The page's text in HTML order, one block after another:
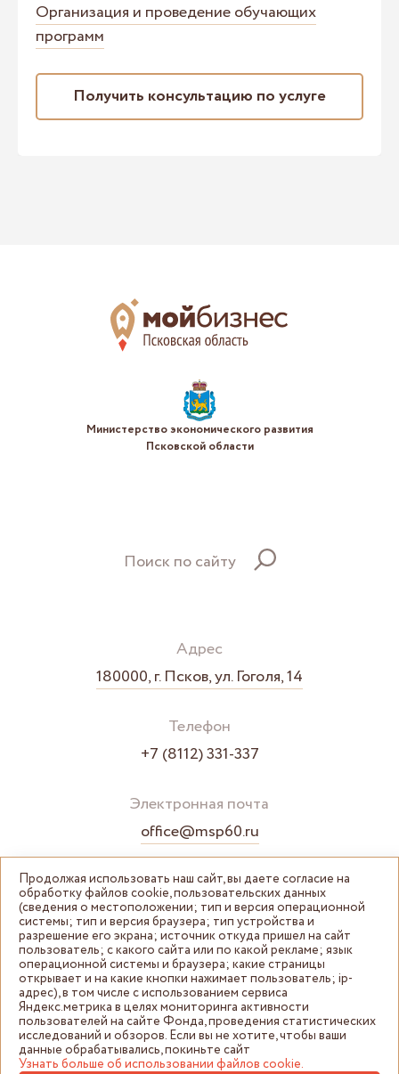
Получить консультацию по услуге
Организация и проведение обучающих
программ
Министерство экономического развития
Псковской области
Поиск по сайту
Адрес
180000, г. Псков, ул. Гоголя, 14
Телефон
+7 (8112) 331-337
Электронная почта
office@msp60.ru
© Центр "Мой бизнес" Псковская область 2026
Политика конфиденциальности
Продолжая использовать наш сайт, вы даете согласие на
обработку файлов cookie, пользовательских данных
(сведения о местоположении; тип и версия операционной
системы; тип и версия браузера; тип устройства и
разрешение его экрана; источник откуда пришел на сайт
пользователь; с какого сайта или по какой рекламе; язык
операционной системы и браузера; какие страницы
открывает и на какие кнопки нажимает пользователь; ip-
адрес), в том числе с использованием сервиса
Яндекс.метрика в целях мониторинга активности
пользователей на сайте Фонда, проведения статистических
исследований и обзоров. Если вы не хотите, чтобы ваши
данные обрабатывались, покиньте сайт
Узнать больше об использовании файлов cookie.